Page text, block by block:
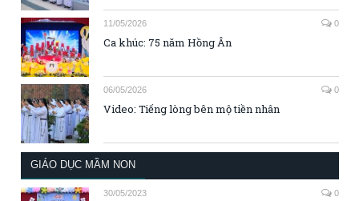
11/05/2026 0
Ca khúc: 75 năm Hồng Ân
06/05/2026 0
Video: Tiếng lòng bên mộ tiền nhân
GIÁO DỤC MẦM NON
30/05/2023 0